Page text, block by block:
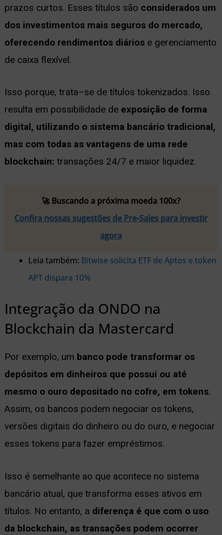
prazos curtos. Esses títulos são considerados um
dos investimentos mais seguros do mercado,
oferecendo rendimentos diáriose gerenciamento
de caixa flexível.
Isso porque, trata–se de títulos tokenizados. Isso
resulta em possibilidade de exposição de forma
digital, utilizando o sistema bancário tradicional,
mas com todas as vantagens de uma rede
blockchain: transações 24/7 e maior liquidez.
🚀 Buscando a próxima moeda 100x?
Confira nossas sugestões de Pre-Sales para investir
agora
Leia também: Bitwise solicita ETF de Aptos e token
APT dispara 10%
Integração da ONDO na
Blockchain da Mastercard
Por exemplo, um banco pode transformar os
depósitos em dinheiros que possui ou até
mesmo o ouro depositado no cofre, em tokens.
Assim, os bancos podem negociar os tokens,
versões digitais do dinheiro ou do ouro, e negociar
esses tokens para fazer empréstimos.
Isso é semelhante ao que acontece no sistema
bancário atual, que transforma esses ativos em
títulos. No entanto, a diferença é que com o uso
da blockchain, as transações podem ocorrer